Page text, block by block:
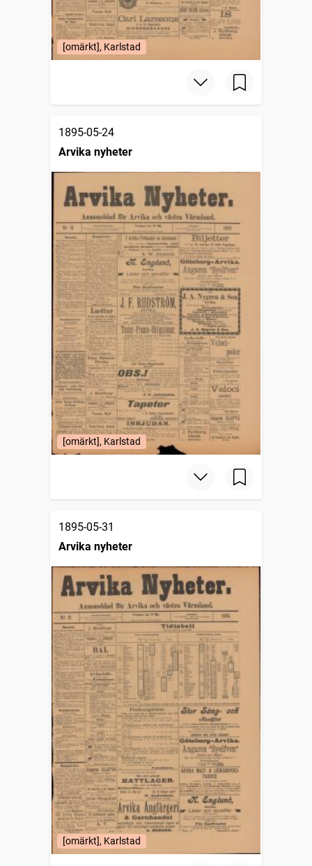
[omärkt], Karlstad
1895-05-24
Arvika nyheter
[omärkt], Karlstad
1895-05-31
Arvika nyheter
[omärkt], Karlstad